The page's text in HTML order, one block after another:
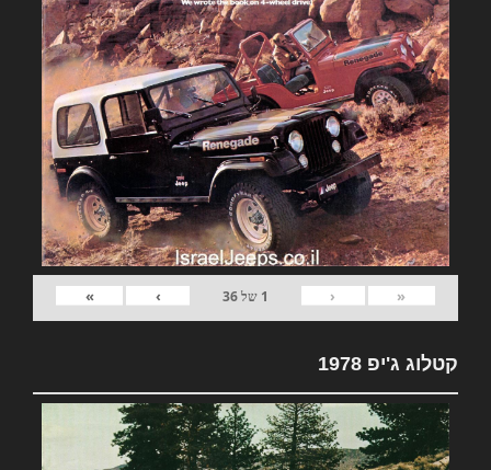
«
‹
1 של36
›
»
קטלוג ג'יפ 1978